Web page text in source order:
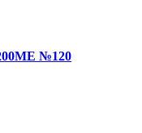
№120